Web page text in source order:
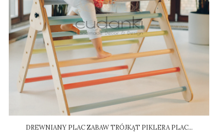
DREWNIANY PLAC ZABAW TRÓJKĄT PIKLERA PLAC...